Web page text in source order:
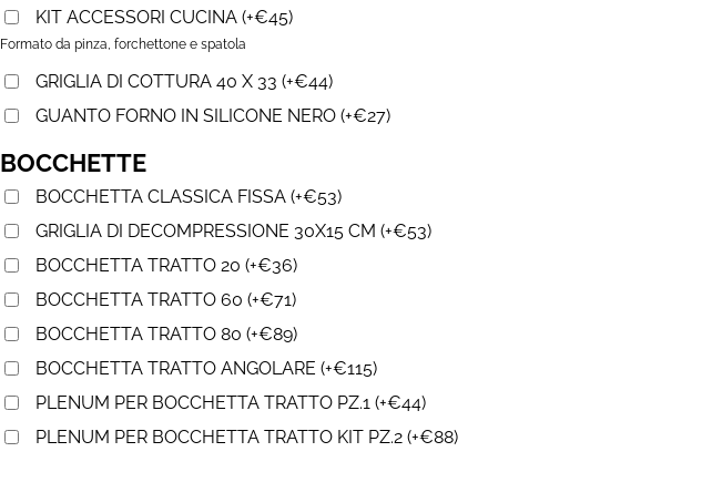
KIT ACCESSORI CUCINA (+€45)
Formato da pinza, forchettone e spatola
GRIGLIA DI COTTURA 40 X 33 (+€44)
GUANTO FORNO IN SILICONE NERO (+€27)
BOCCHETTE
BOCCHETTA CLASSICA FISSA (+€53)
GRIGLIA DI DECOMPRESSIONE 30X15 CM (+€53)
BOCCHETTA TRATTO 20 (+€36)
BOCCHETTA TRATTO 60 (+€71)
BOCCHETTA TRATTO 80 (+€89)
BOCCHETTA TRATTO ANGOLARE (+€115)
PLENUM PER BOCCHETTA TRATTO PZ.1 (+€44)
PLENUM PER BOCCHETTA TRATTO KIT PZ.2 (+€88)